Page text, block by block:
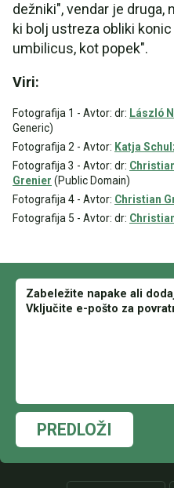
dežniki", vendar je druga,
ki bolj ustreza obliki
umbilicus, kot popek".
Viri:
Fotografija 1 - Avtor: dr: László
Generic)
Fotografija 2 - Avtor: Katja
Fotografija 3 - Avtor: dr:
Grenier (Public Domain)
Fotografija 4 - Avtor: Christian
Fotografija 5 - Avtor: dr:
PREDLOŽI